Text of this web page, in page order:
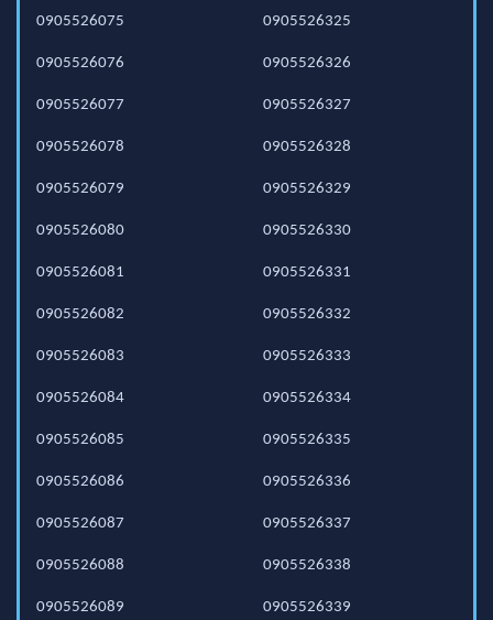
0905526075
0905526076
0905526077
0905526078
0905526079
0905526080
0905526081
0905526082
0905526083
0905526084
0905526085
0905526086
0905526087
0905526088
0905526089
0905526325
0905526326
0905526327
0905526328
0905526329
0905526330
0905526331
0905526332
0905526333
0905526334
0905526335
0905526336
0905526337
0905526338
0905526339